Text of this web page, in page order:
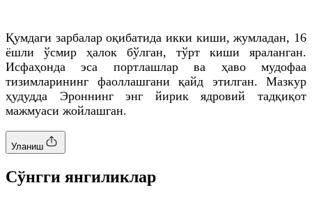
Қумдаги зарбалар оқибатида икки киши, жумладан, 16
ёшли ўсмир ҳалок бўлган, тўрт киши яраланган.
Исфаҳонда эса портлашлар ва ҳаво мудофаа
тизимларининг фаоллашгани қайд этилган. Мазкур
ҳудудда Эроннинг энг йирик ядровий тадқиқот
мажмуаси жойлашган.
Уланиш
Cўнгги янгиликлар